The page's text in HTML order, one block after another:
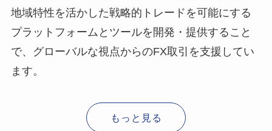
地域特性を活かした戦略的トレードを可能にする
プラットフォームとツールを開発・提供すること
で、グローバルな視点からのFX取引を支援してい
ます。
もっと見る